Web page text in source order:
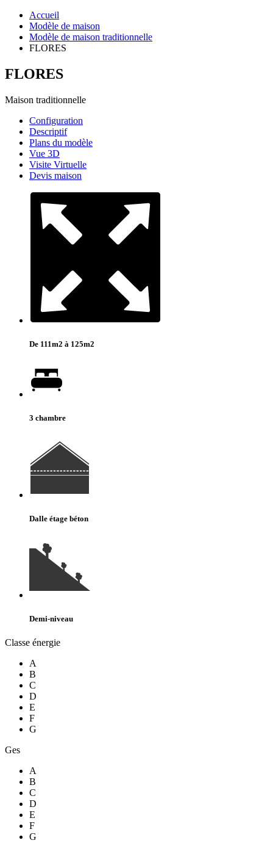
Accueil
Modèle de maison
Modèle de maison traditionnelle
FLORES
FLORES
Maison traditionnelle
Configuration
Descriptif
Plans du modèle
Vue 3D
Visite Virtuelle
Devis maison
De 111m2 à 125m2
3 chambre
Dalle étage béton
Demi-niveau
Classe énergie
A
B
C
D
E
F
G
Ges
A
B
C
D
E
F
G